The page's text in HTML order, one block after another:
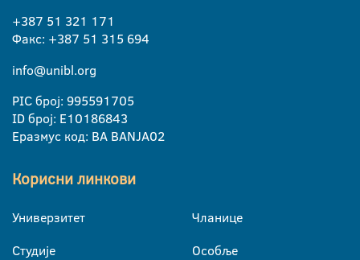
+387 51 321 171
Факс: +387 51 315 694
info@unibl.org
PIC број: 995591705
ID број: E10186843
Еразмус код: BA BANJA02
Корисни линкови
Универзитет
Студије
Чланице
Особље